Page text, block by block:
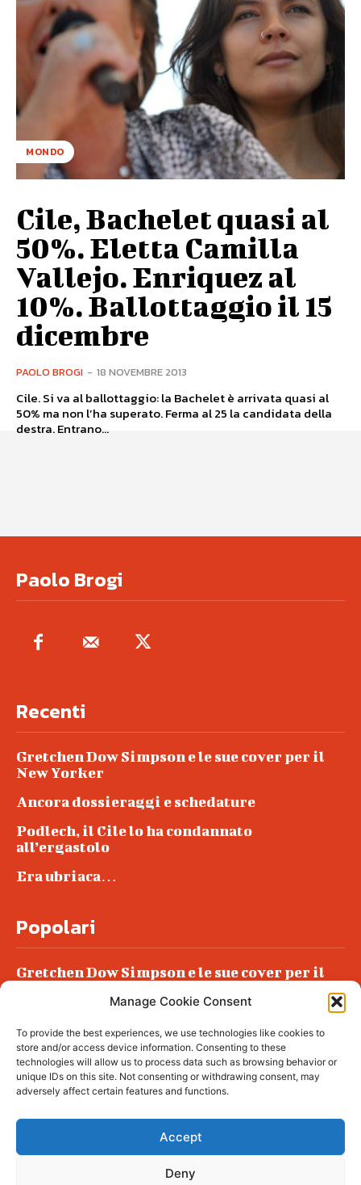
Manage Cookie Consent
To provide the best experiences, we use technologies like cookies to
store and/or access device information. Consenting to these
technologies will allow us to process data such as browsing behavior or
unique IDs on this site. Not consenting or withdrawing consent, may
adversely affect certain features and functions.
Accept
Deny
MONDO
Cile, Bachelet quasi al
50%. Eletta Camilla
Vallejo. Enriquez al
10%. Ballottaggio il 15
dicembre
PAOLO BROGI - 18 NOVEMBRE 2013
Cile. Si va al ballottaggio: la Bachelet è arrivata quasi al
50% ma non l’ha superato. Ferma al 25 la candidata della
destra. Entrano...
Paolo Brogi
Recenti
Gretchen Dow Simpson e le sue cover per il
New Yorker
Ancora dossieraggi e schedature
Podlech, il Cile lo ha condannato
all’ergastolo
Era ubriaca…
Popolari
Gretchen Dow Simpson e le sue cover per il
Podlech, il Cile lo ha condannato
all’ergastolo
Era ubriaca…
© tagDiv - All rights reserved. Made with